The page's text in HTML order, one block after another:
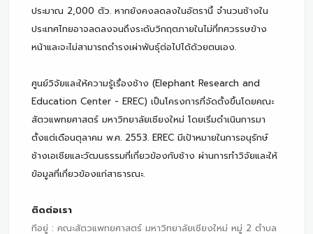
ประมาณ 2,000 ตัว. หากยังคงลดลงในอัตรานี้ จำนวนช้างใน
ประเทศไทยอาจลดลงจนถึงระดับวิกฤตภายในไม่กี่ทศวรรษข้าง
หน้าและจะไม่สามารถดำรงเผ่าพันธุ์ต่อไปได้ด้วยตนเอง.
ศูนย์วิจัยและให้ความรู้เรื่องช้าง (Elephant Research and
Education Center - EREC) เป็นโครงการที่จัดตั้งขึ้นโดยคณะ
สัตวแพทยศาสตร์ มหาวิทยาลัยเชียงใหม่ โดยเริ่มดำเนินการมา
ตั้งแต่เดือนตุลาคม พ.ศ. 2553. EREC มีเป้าหมายในการอนุรักษ์
ช้างเอเชียและวัฒนธรรมที่เกี่ยวข้องกับช้าง ผ่านการทำวิจัยและให้
ข้อมูลที่เกี่ยวข้องแก่สาธารณะ.
ติดต่อเรา
ทีอยู่ : คณะสัตวแพทยศาสตร์ มหาวิทยาลัยเชียงใหม่ หมู่ 2 ตำบล